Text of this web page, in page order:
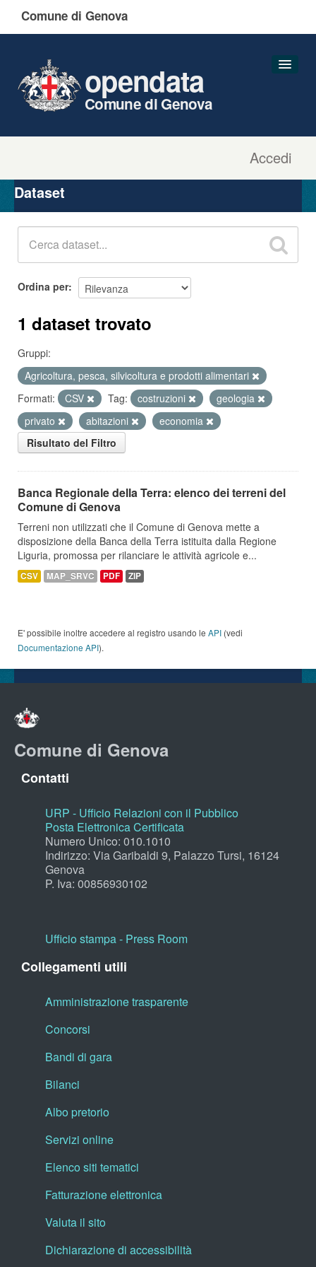
Comune di Genova
Accedi
opendata
Comune di Genova
Organizzazioni
Gruppi
Dataset
Ordina per
1 dataset trovato
Gruppi:
Agricoltura, pesca, silvicoltura e prodotti alimentari
Formati:
CSV Tag: costruzioni
geologia
privato
abitazioni
economia
Risultato del Filtro
Banca Regionale della Terra: elenco dei terreni del
Comune di Genova
Terreni non utilizzati che il Comune di Genova mette a
disposizione della Banca della Terra istituita dalla Regione
Liguria, promossa per rilanciare le attività agricole e...
CSV MAP_SRVC PDF ZIP
E' possibile inoltre accedere al registro usando le API (vedi
Documentazione API).
Comune di Genova
Contatti
URP - Ufficio Relazioni con il Pubblico
Posta Elettronica Certificata
Numero Unico: 010.1010
Indirizzo: Via Garibaldi 9, Palazzo Tursi, 16124
Genova
P. Iva: 00856930102
Ufficio stampa - Press Room
Collegamenti utili
Amministrazione trasparente
Concorsi
Bandi di gara
Bilanci
Albo pretorio
Servizi online
Elenco siti tematici
Fatturazione elettronica
Valuta il sito
Dichiarazione di accessibilità